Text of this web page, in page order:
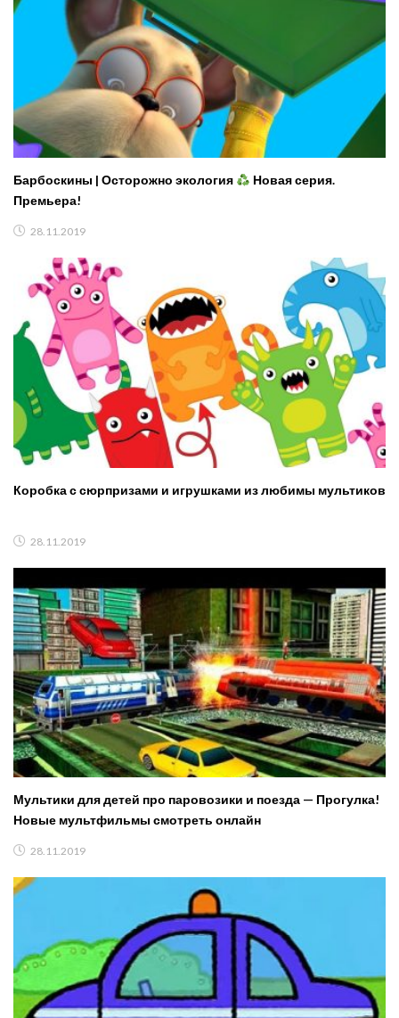
Барбоскины | Осторожно экология
Новая серия.
Премьера!
28.11.2019
Коробка с сюрпризами и игрушками из любимы мультиков
28.11.2019
Мультики для детей про паровозики и поезда — Прогулка!
Новые мультфильмы смотреть онлайн
28.11.2019